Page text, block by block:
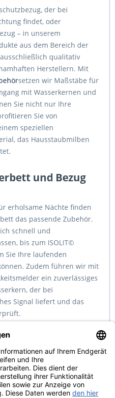
der bei
findet, oder
– in unserem
aus dem Bereich der
qualitativ
Herstellern. Mit
setzen wir Maßstäbe für
mit Wasserkernen und
Sie nicht nur Ihre
Sie von
speziellen
das Hausstaubmilben
und Bezug
erholsame Nächte finden
das passende Zubehör.
schnell und
bis zum ISOLIT©
Sie Ihre laufenden
Zudem führen wir mit
ein zuverlässiges
der bei
Signal liefert und das